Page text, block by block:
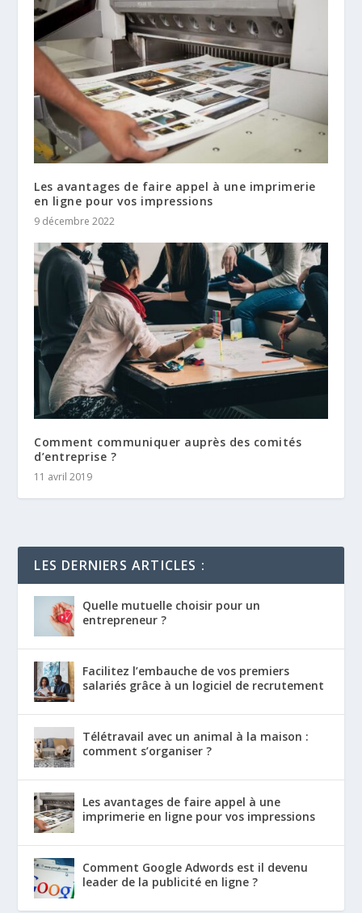
Les avantages de faire appel à une imprimerie
en ligne pour vos impressions
9 décembre 2022
Comment communiquer auprès des comités
d’entreprise ?
11 avril 2019
LES DERNIERS ARTICLES :
Quelle mutuelle choisir pour un
entrepreneur ?
Facilitez l’embauche de vos premiers
salariés grâce à un logiciel de recrutement
Télétravail avec un animal à la maison :
comment s’organiser ?
Les avantages de faire appel à une
imprimerie en ligne pour vos impressions
Comment Google Adwords est il devenu
leader de la publicité en ligne ?